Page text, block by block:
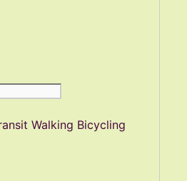
Walking Bicycling